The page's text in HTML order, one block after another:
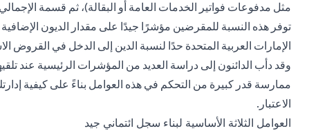
مثل مدفوعات فواتير الخدمات العامة أو البقالة)، ثم قسمة
توفر هذه النسبة للمقرضين مؤشرًا جيدًا على مقدار الديون
الإمارات العربية المتحدة حدًا لنسبة الدين إلى الدخل في القروض
وقد دأب الدائنون إلى دراسة العديد من المؤشرات الرئيسية عند
ممارسة قدر كبيرة من التحكم في هذه العوامل بناءً على كيفية
الاعتبار.
العوامل الثلاثة الأساسية لبناء سجل ائتماني جيد